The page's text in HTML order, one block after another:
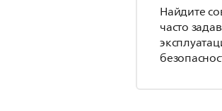
Найдите
часто